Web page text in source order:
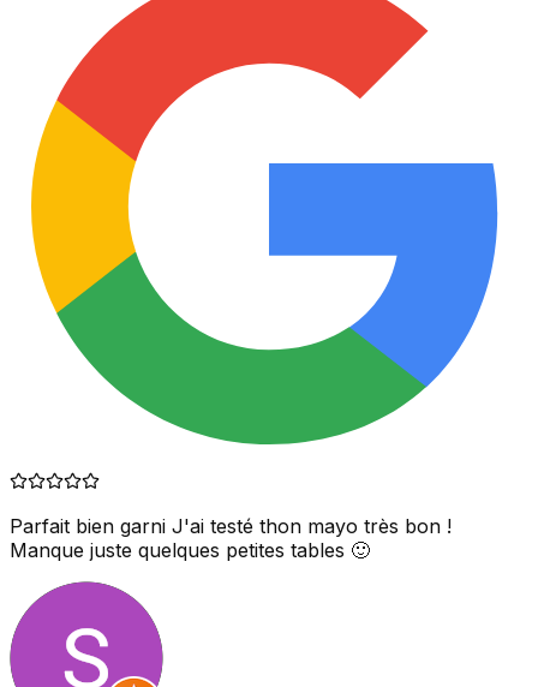
Parfait bien garni J'ai testé thon mayo très bon !
Manque juste quelques petites tables 🙂